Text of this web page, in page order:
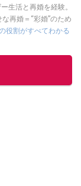
生活と再婚を経験。
再婚＝“彩婚”のため
役割がすべてわかる